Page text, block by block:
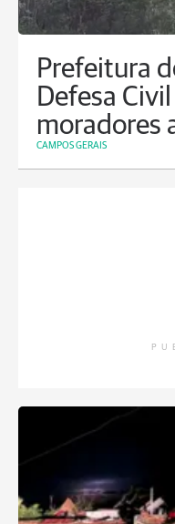
Prefeitura
Defesa
moradores
CAMPOS GERAIS